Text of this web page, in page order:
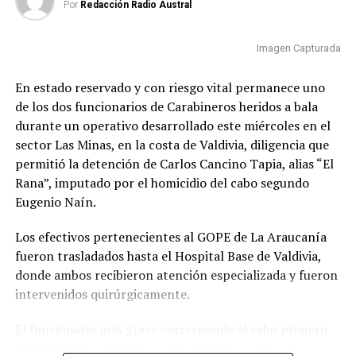
durante la investigación.
Según explicó, en una de estas comunicaciones,
relacionadas con el lugar donde fue detenido Cancino
Tapia habrían hecho referencia a que él sería quien
efectuó el disparo que causó la muerte del funcionario
policial.
El imputado permanecerá bajo custodia mientras
avanzan las diligencias destinadas a establecer su
responsabilidad en ambos hechos investigados.
Post Views: 16
también resultó lesionado y se está recuperando, pero
La máxima autoridad de Carabineros destacó la
trayectoria de los funcionarios lesionados y aseguró que
ambos cuentan con experiencia en procedimientos de
alta complejidad.
“Ellos ya habían participado en la captura de otros
prófugos; es personal que siempre ha estado en
situaciones de extrema complejidad y no han temido
combatir el crimen organizado”, afirmó.
El general director también valoró el trabajo
desarrollado por los equipos especializados que
participaron en la búsqueda del imputado y reiteró que
Por Redacción Radio Austral
Imagen Capturada
En estado reservado y con riesgo vital permanece uno
de los dos funcionarios de Carabineros heridos a bala
durante un operativo desarrollado este miércoles en el
sector Las Minas, en la costa de Valdivia, diligencia que
permitió la detención de Carlos Cancino Tapia, alias “El
Rana”, imputado por el homicidio del cabo segundo
Eugenio Naín.
Los efectivos pertenecientes al GOPE de La Araucanía
fueron trasladados hasta el Hospital Base de Valdivia,
donde ambos recibieron atención especializada y fueron
intervenidos quirúrgicamente.